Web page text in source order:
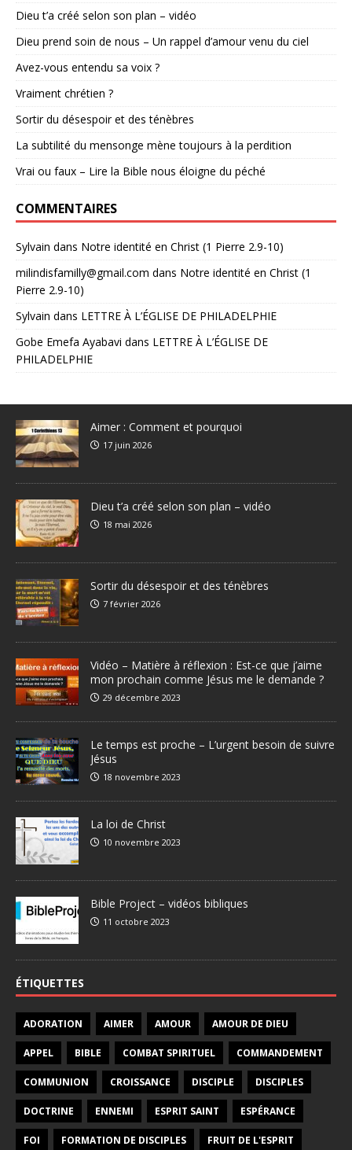
Dieu t’a créé selon son plan – vidéo
Dieu prend soin de nous – Un rappel d’amour venu du ciel
Avez-vous entendu sa voix ?
Vraiment chrétien ?
Sortir du désespoir et des ténèbres
La subtilité du mensonge mène toujours à la perdition
Vrai ou faux – Lire la Bible nous éloigne du péché
COMMENTAIRES
Sylvain dans Notre identité en Christ (1 Pierre 2.9-10)
milindisfamilly@gmail.com dans Notre identité en Christ (1
Pierre 2.9-10)
Sylvain dans LETTRE À L’ÉGLISE DE PHILADELPHIE
Gobe Emefa Ayabavi dans LETTRE À L’ÉGLISE DE
PHILADELPHIE
Aimer : Comment et pourquoi
17 juin 2026
Dieu t’a créé selon son plan – vidéo
18 mai 2026
Sortir du désespoir et des ténèbres
7 février 2026
Vidéo – Matière à réflexion : Est-ce que j’aime
mon prochain comme Jésus me le demande ?
29 décembre 2023
Le temps est proche – L’urgent besoin de suivre
Jésus
18 novembre 2023
La loi de Christ
10 novembre 2023
Bible Project – vidéos bibliques
11 octobre 2023
ÉTIQUETTES
ADORATION AIMER AMOUR AMOUR DE DIEU
APPEL BIBLE COMBAT SPIRITUEL COMMANDEMENT
COMMUNION CROISSANCE DISCIPLE DISCIPLES
DOCTRINE ENNEMI ESPRIT SAINT ESPÉRANCE
FOI FORMATION DE DISCIPLES FRUIT DE L'ESPRIT